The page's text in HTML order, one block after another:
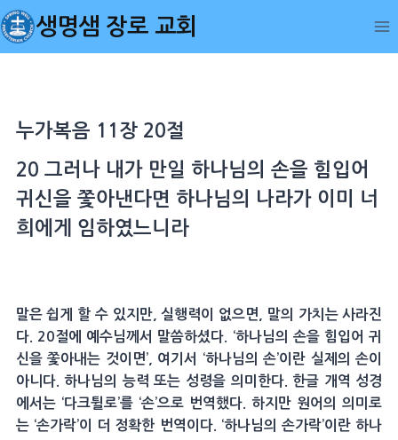
Skip
to
content
생명샘 장로 교회
누가복음 11장 20절
20 그러나 내가 만일 하나님의 손을 힘입어
귀신을 쫓아낸다면 하나님의 나라가 이미 너
희에게 임하였느니라
말은 쉽게 할 수 있지만, 실행력이 없으면, 말의 가치는 사라진
다. 20절에 예수님께서 말씀하셨다. ‘하나님의 손을 힘입어 귀
신을 쫓아내는 것이면’, 여기서 ‘하나님의 손’이란 실제의 손이
아니다. 하나님의 능력 또는 성령을 의미한다. 한글 개역 성경
에서는 ‘다크튈로’를 ‘손’으로 번역했다. 하지만 원어의 의미로
는 ‘손가락’이 더 정확한 번역이다. ‘하나님의 손가락’이란 하나